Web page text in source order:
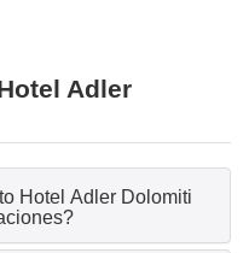
Adler
Hotel Adler Dolomiti